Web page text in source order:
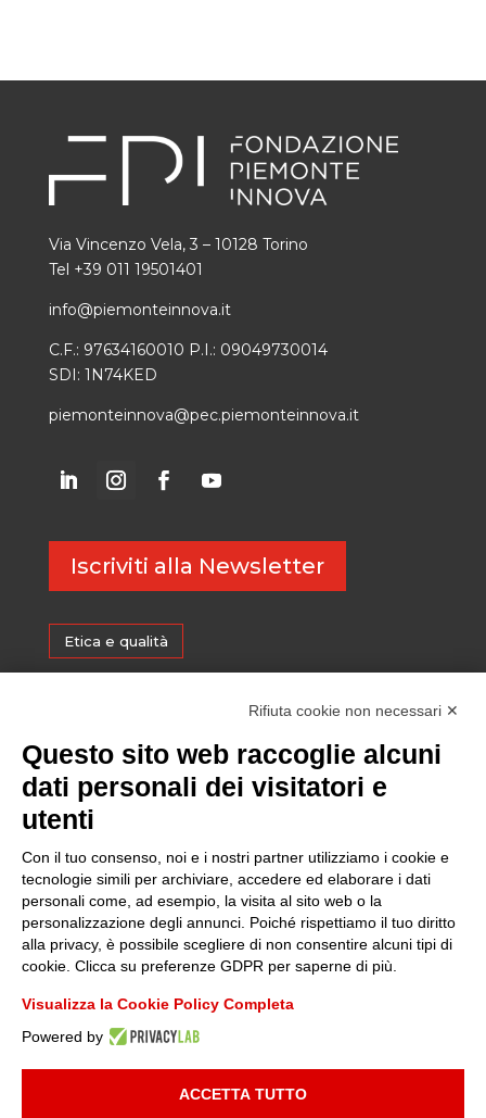
Via Vincenzo Vela, 3 – 10128 Torino
Tel +39 011 19501401
info@piemonteinnova.it
C.F.: 97634160010 P.I.: 09049730014
SDI: 1N74KED
piemonteinnova@pec.piemonteinnova.it
Iscriviti alla Newsletter
Etica e qualità
Sostenibilità
Media
Whistleblowing
INFORMATIVA PRIVACY
Rifiuta cookie non necessari ✕
Questo sito web raccoglie alcuni
dati personali dei visitatori e
utenti
Con il tuo consenso, noi e i nostri partner utilizziamo i cookie e
tecnologie simili per archiviare, accedere ed elaborare i dati
personali come, ad esempio, la visita al sito web o la
personalizzazione degli annunci. Poiché rispettiamo il tuo diritto
alla privacy, è possibile scegliere di non consentire alcuni tipi di
cookie. Clicca su preferenze GDPR per saperne di più.
Visualizza la Cookie Policy Completa
Powered by
ACCETTA TUTTO